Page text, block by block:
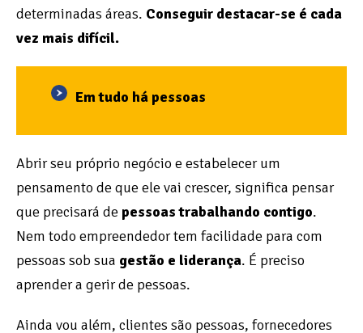
determinadas áreas. Conseguir destacar-se é cada
vez mais difícil.
Em tudo há pessoas
Abrir seu próprio negócio e estabelecer um
pensamento de que ele vai crescer, significa pensar
que precisará de pessoas trabalhando contigo.
Nem todo empreendedor tem facilidade para com
pessoas sob sua gestão e liderança. É preciso
aprender a gerir de pessoas.
Ainda vou além, clientes são pessoas, fornecedores